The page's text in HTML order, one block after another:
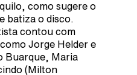
como sugere o
batiza o disco.
contou com
Jorge Helder e
Buarque, Maria
(Milton